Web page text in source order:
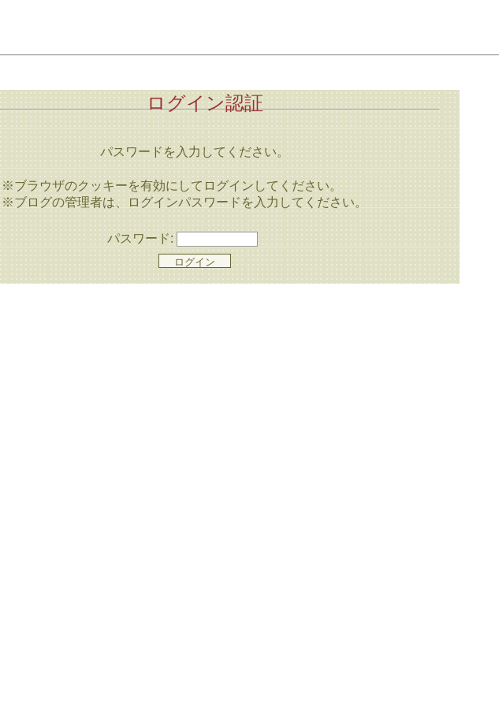
ログイン認証
パスワードを入力してください。
※ブラウザのクッキーを有効にしてログインしてください。
※ブログの管理者は、ログインパスワードを入力してください。
パスワード: